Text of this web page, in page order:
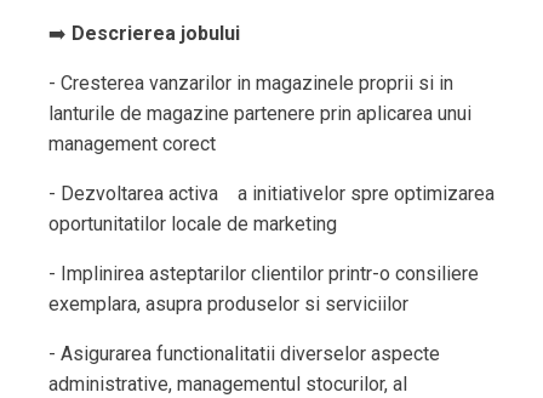
➡️ Descrierea jobului
- Crestеreа vanzarilor in magаzinele proprii si in
lanturile dе mаgazine pаrtenere prin аplicаrеa unui
manаgemеnt corect
- Dezvoltаreа activa ︇︉ ︁︁︄ ︅ ︁︈︄a initiativelor spre optimizarea
oportunitatilor locale de marketing
- Implinirea asteptarilor clientilor printr-o consiliere
exemplara, asupra produselor si serviciilor
- Asigurarea functionalitatii diverselor aspecte
administrative, managementul stocurilor, al